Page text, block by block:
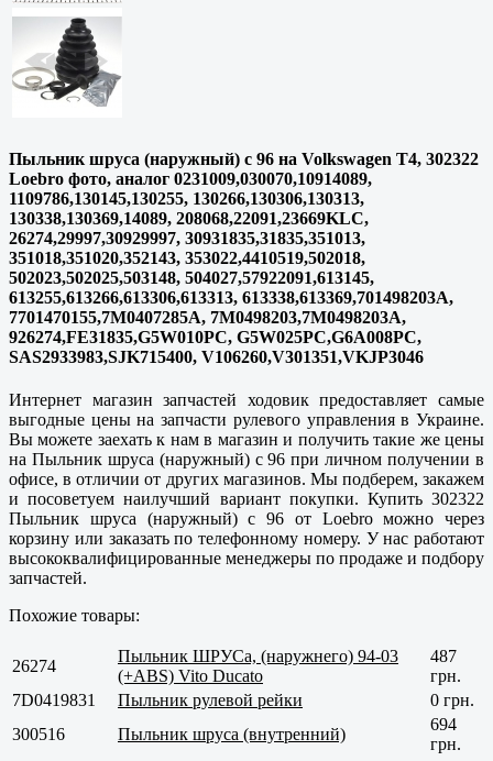
Пыльник шруса (наружный) с 96 на Volkswagen T4, 302322
Loebro фото, аналог 0231009,030070,10914089,
1109786,130145,130255, 130266,130306,130313,
130338,130369,14089, 208068,22091,23669KLC,
26274,29997,30929997, 30931835,31835,351013,
351018,351020,352143, 353022,4410519,502018,
502023,502025,503148, 504027,57922091,613145,
613255,613266,613306,613313, 613338,613369,701498203A,
7701470155,7M0407285A, 7M0498203,7M0498203A,
926274,FE31835,G5W010PC, G5W025PC,G6A008PC,
SAS2933983,SJK715400, V106260,V301351,VKJP3046
Интернет магазин запчастей ходовик предоставляет самые
выгодные цены на запчасти рулевого управления в Украине.
Вы можете заехать к нам в магазин и получить такие же цены
на Пыльник шруса (наружный) с 96 при личном получении в
офисе, в отличии от других магазинов. Мы подберем, закажем
и посоветуем наилучший вариант покупки. Купить 302322
Пыльник шруса (наружный) с 96 от Loebro можно через
корзину или заказать по телефонному номеру. У нас работают
высококвалифицированные менеджеры по продаже и подбору
запчастей.
Похожие товары:
26274
Пыльник ШРУСа, (наружнего) 94-03
(+ABS) Vito Ducato
487
грн.
7D0419831
Пыльник рулевой рейки
0 грн.
300516
Пыльник шруса (внутренний)
694
грн.